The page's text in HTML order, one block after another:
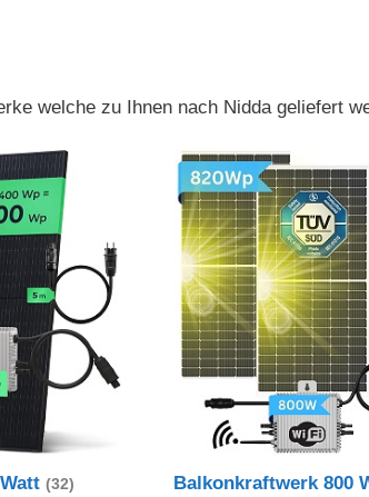
welche zu Ihnen nach Nidda geliefert
Watt(32) Balkonkraftwerk 800